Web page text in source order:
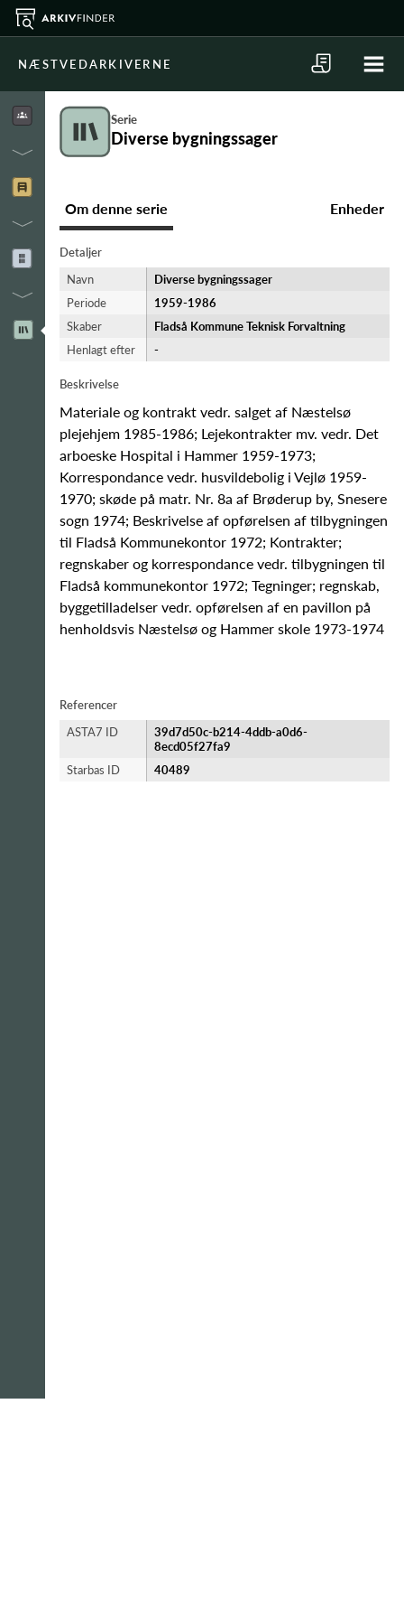
NÆSTVEDARKIVERNE
Serie
Diverse bygningssager
Om denne serie Enheder
Detaljer
Navn
Diverse bygningssager
Periode
1959-​1986
Skaber
Fladså Kommune Teknisk Forvaltning
Henlagt efter
-
Beskrivelse
Materiale og kontrakt vedr. salget af Næstelsø
plejehjem 1985-1986; Lejekontrakter mv. vedr. Det
arboeske Hospital i Hammer 1959-1973;
Korrespondance vedr. husvildebolig i Vejlø 1959-
1970; skøde på matr. Nr. 8a af Brøderup by, Snesere
sogn 1974; Beskrivelse af opførelsen af tilbygningen
til Fladså Kommunekontor 1972; Kontrakter;
regnskaber og korrespondance vedr. tilbygningen til
Fladså kommunekontor 1972; Tegninger; regnskab,
byggetilladelser vedr. opførelsen af en pavillon på
henholdsvis Næstelsø og Hammer skole 1973-1974
Referencer
ASTA7 ID
39d7d50c-b214-4ddb-a0d6-
8ecd05f27fa9
Starbas ID
40489